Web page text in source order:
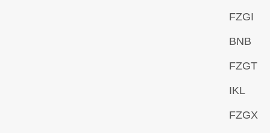
FZGI
BNB
FZGT
IKL
FZGX